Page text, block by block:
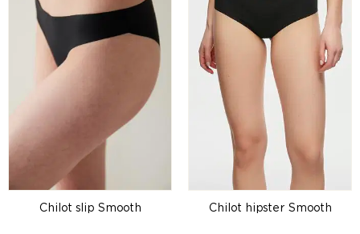
Chilot slip Smooth Chilot hipster Smooth